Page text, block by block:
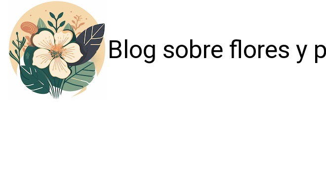
Blog sobre flores y